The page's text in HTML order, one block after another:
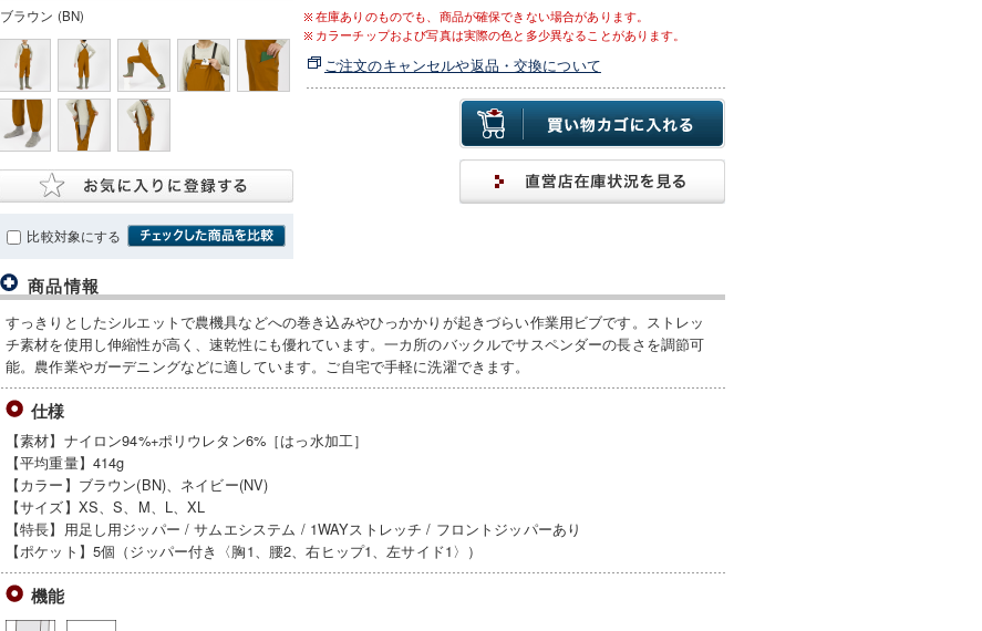
ブラウン (BN)
比較対象にする
在庫ありのものでも、商品が確保できない場合があります。
カラーチップおよび写真は実際の色と多少異なることがあります。
ご注文のキャンセルや返品・交換について
商品情報
すっきりとしたシルエットで農機具などへの巻き込みやひっかかりが起きづらい作業用ビブです。ストレッ
チ素材を使用し伸縮性が高く、速乾性にも優れています。一カ所のバックルでサスペンダーの長さを調節可
能。農作業やガーデニングなどに適しています。ご自宅で手軽に洗濯できます。
仕様
【素材】ナイロン94%+ポリウレタン6%［はっ水加工］
【平均重量】414g
【カラー】ブラウン(BN)、ネイビー(NV)
【サイズ】XS、S、M、L、XL
【特長】用足し用ジッパー / サムエシステム / 1WAYストレッチ / フロントジッパーあり
【ポケット】5個（ジッパー付き〈胸1、腰2、右ヒップ1、左サイド1〉）
機能